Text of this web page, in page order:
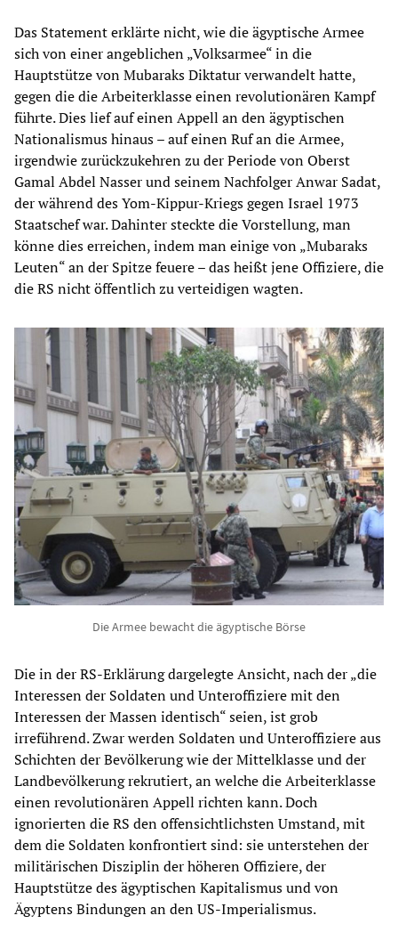
Das Statement erklärte nicht, wie die ägyptische Armee
sich von einer angeblichen „Volksarmee“ in die
Hauptstütze von Mubaraks Diktatur verwandelt hatte,
gegen die die Arbeiterklasse einen revolutionären Kampf
führte. Dies lief auf einen Appell an den ägyptischen
Nationalismus hinaus – auf einen Ruf an die Armee,
irgendwie zurückzukehren zu der Periode von Oberst
Gamal Abdel Nasser und seinem Nachfolger Anwar Sadat,
der während des Yom-Kippur-Kriegs gegen Israel 1973
Staatschef war. Dahinter steckte die Vorstellung, man
könne dies erreichen, indem man einige von „Mubaraks
Leuten“ an der Spitze feuere – das heißt jene Offiziere, die
die RS nicht öffentlich zu verteidigen wagten.
Die Armee bewacht die ägyptische Börse
Die in der RS-Erklärung dargelegte Ansicht, nach der „die
Interessen der Soldaten und Unteroffiziere mit den
Interessen der Massen identisch“ seien, ist grob
irreführend. Zwar werden Soldaten und Unteroffiziere aus
Schichten der Bevölkerung wie der Mittelklasse und der
Landbevölkerung rekrutiert, an welche die Arbeiterklasse
einen revolutionären Appell richten kann. Doch
ignorierten die RS den offensichtlichsten Umstand, mit
dem die Soldaten konfrontiert sind: sie unterstehen der
militärischen Disziplin der höheren Offiziere, der
Hauptstütze des ägyptischen Kapitalismus und von
Ägyptens Bindungen an den US-Imperialismus.